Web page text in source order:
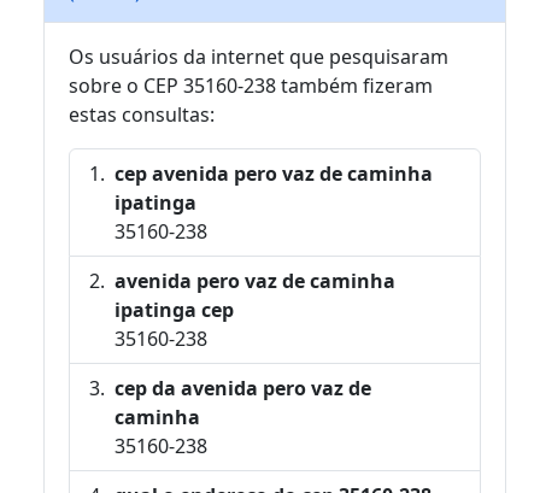
Os usuários da internet que pesquisaram
sobre o CEP 35160-238 também fizeram
estas consultas:
cep avenida pero vaz de caminha
ipatinga
35160-238
avenida pero vaz de caminha
ipatinga cep
35160-238
cep da avenida pero vaz de
caminha
35160-238